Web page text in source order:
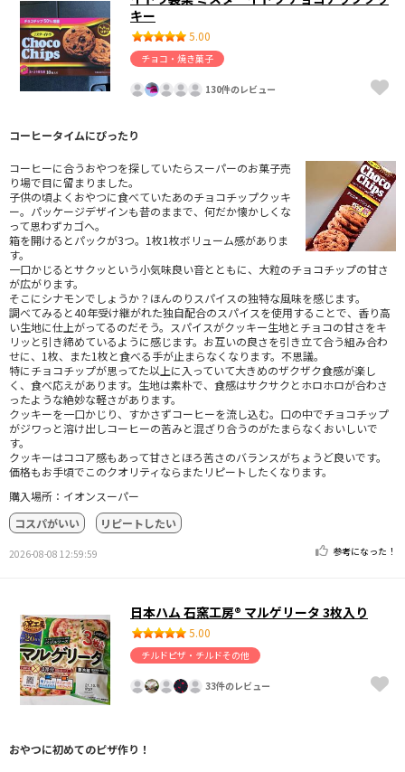
キー
5.00
チョコ・焼き菓子
130件のレビュー
コーヒータイムにぴったり
コーヒーに合うおやつを探していたらスーパーのお菓子売
り場で目に留まりました。
子供の頃よくおやつに食べていたあのチョコチップクッキ
ー。パッケージデザインも昔のままで、何だか懐かしくな
って思わずカゴへ。
箱を開けるとパックが3つ。1枚1枚ボリューム感がありま
す。
一口かじるとサクッという小気味良い音とともに、大粒のチョコチップの甘さ
が広がります。
そこにシナモンでしょうか？ほんのりスパイスの独特な風味を感じます。
調べてみると40年受け継がれた独自配合のスパイスを使用することで、香り高
い生地に仕上がってるのだそう。スパイスがクッキー生地とチョコの甘さをキ
リッと引き締めているように感じます。お互いの良さを引き立て合う組み合わ
せに、1枚、また1枚と食べる手が止まらなくなります。不思議。
特にチョコチップが思ってた以上に入っていて大きめのザクザク食感が楽し
く、食べ応えがあります。生地は素朴で、食感はサクサクとホロホロが合わさ
ったような絶妙な軽さがあります。
クッキーを一口かじり、すかさずコーヒーを流し込む。口の中でチョコチップ
がジワっと溶け出しコーヒーの苦みと混ざり合うのがたまらなくおいしいで
す。
クッキーはココア感もあって甘さとほろ苦さのバランスがちょうど良いです。
価格もお手頃でこのクオリティならまたリピートしたくなります。
購入場所：イオンスーパー
コスパがいい
リピートしたい
2026-08-08 12:59:59 参考になった！
日本ハム 石窯工房® マルゲリータ 3枚入り
5.00
チルドピザ・チルドその他
33件のレビュー
おやつに初めてのピザ作り！